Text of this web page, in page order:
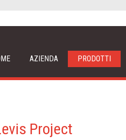
AZIENDA PRODOTTI
Project